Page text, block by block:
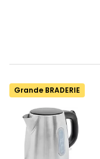
Grande BRADERIE